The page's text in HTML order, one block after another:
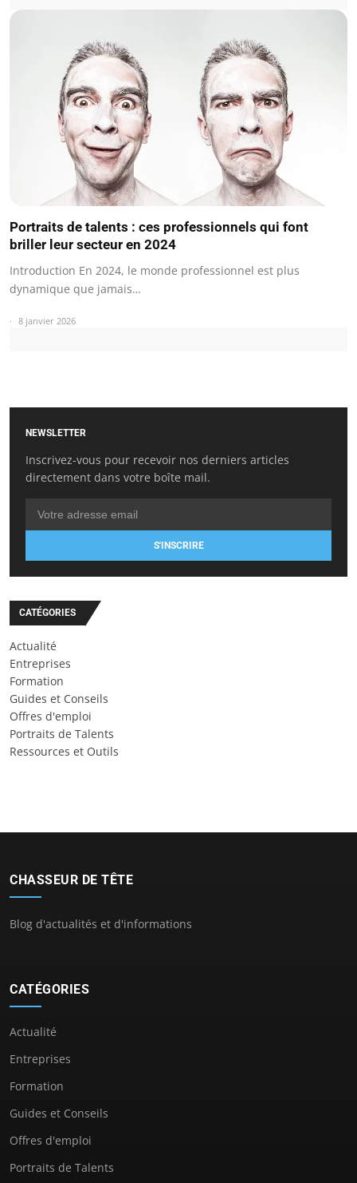
Portraits de talents : ces professionnels qui font
briller leur secteur en 2024
Introduction En 2024, le monde professionnel est plus
dynamique que jamais…
8 janvier 2026
NEWSLETTER
Inscrivez-vous pour recevoir nos derniers articles
directement dans votre boîte mail.
S'INSCRIRE
CATÉGORIES
Actualité
Entreprises
Formation
Guides et Conseils
Offres d'emploi
Portraits de Talents
Ressources et Outils
CHASSEUR DE TÊTE
Blog d'actualités et d'informations
CATÉGORIES
Actualité
Entreprises
Formation
Guides et Conseils
Offres d'emploi
Portraits de Talents